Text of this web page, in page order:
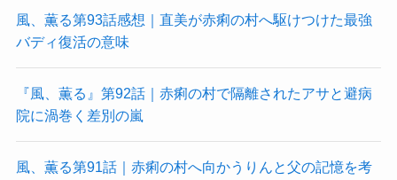
風、薫る第93話感想｜直美が赤痢の村へ駆けつけた最強
バディ復活の意味
『風、薫る』第92話｜赤痢の村で隔離されたアサと避病
院に渦巻く差別の嵐
風、薫る第91話｜赤痢の村へ向かうりんと父の記憶を考